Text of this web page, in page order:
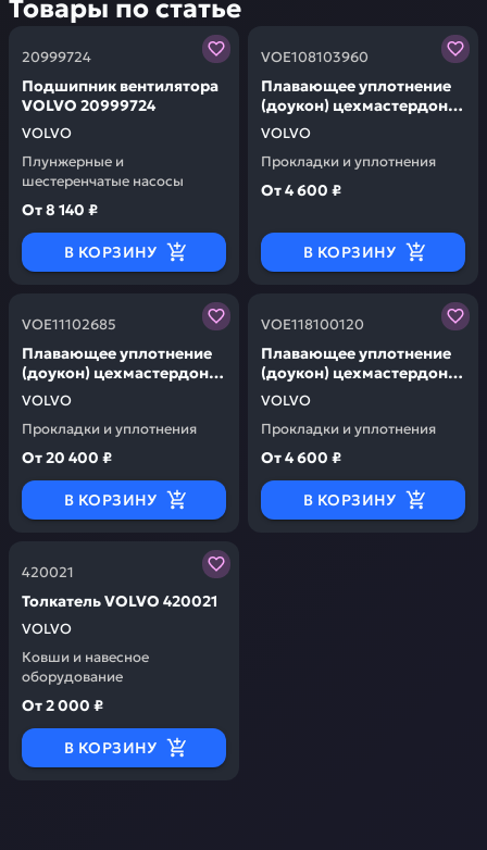
Товары по статье
20999724
Подшипник вентилятора
VOLVO 20999724
VOLVO
Плунжерные и
шестеренчатые насосы
От8 140 ₽
В КОРЗИНУ
Заказывая запчасти у нас, вы получаете гарантию
VOE108103960
Плавающее уплотнение
(доукон) цехмастердон
(гарантия 20 мес,
2чуг+2рез кольца (про-во
цмд россия) VOLVO
VOE108103960
VOLVO
Прокладки и уплотнения
От4 600 ₽
В КОРЗИНУ
Заказывая запчасти у
VOE11102685
Плавающее уплотнение
(доукон) цехмастердон
(гарантия 20 мес,
2чуг+2рез кольца (про-во
цмд россия) VOLVO
VOE11102685
VOLVO
Прокладки и уплотнения
От20 400 ₽
В КОРЗИНУ
Заказывая запчасти у нас, вы получаете гарантию
VOE118100120
Плавающее уплотнение
(доукон) цехмастердон
(гарантия 20 мес,
2чуг+2рез кольца (про-во
цмд россия) VOLVO
VOE118100120
VOLVO
Прокладки и уплотнения
От4 600 ₽
В КОРЗИНУ
Заказывая запчасти у
420021
Толкатель VOLVO 420021
VOLVO
Ковши и навесное
оборудование
От2 000 ₽
В КОРЗИНУ
Заказывая запчасти у нас, вы получаете гарантию